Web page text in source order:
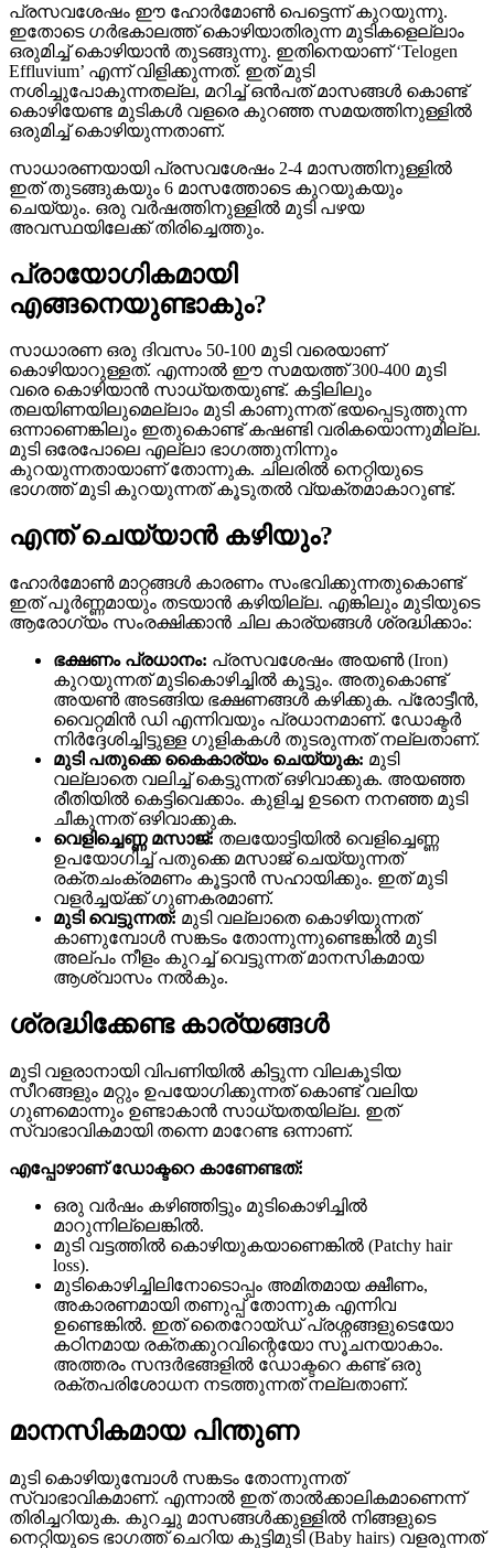
പ്രസവശേഷം ഈ ഹോർമോൺ പെട്ടെന്ന് കുറയുന്നു.
ഇതോടെ ഗർഭകാലത്ത് കൊഴിയാതിരുന്ന മുടികളെല്ലാം
ഒരുമിച്ച് കൊഴിയാൻ തുടങ്ങുന്നു. ഇതിനെയാണ് ‘Telogen
Effluvium’ എന്ന് വിളിക്കുന്നത്. ഇത് മുടി
നശിച്ചുപോകുന്നതല്ല, മറിച്ച് ഒൻപത് മാസങ്ങൾ കൊണ്ട്
കൊഴിയേണ്ട മുടികൾ വളരെ കുറഞ്ഞ സമയത്തിനുള്ളിൽ
ഒരുമിച്ച് കൊഴിയുന്നതാണ്.
സാധാരണയായി പ്രസവശേഷം 2-4 മാസത്തിനുള്ളിൽ
ഇത് തുടങ്ങുകയും 6 മാസത്തോടെ കുറയുകയും
ചെയ്യും. ഒരു വർഷത്തിനുള്ളിൽ മുടി പഴയ
അവസ്ഥയിലേക്ക് തിരിച്ചെത്തും.
പ്രായോഗികമായി
എങ്ങനെയുണ്ടാകും?
സാധാരണ ഒരു ദിവസം 50-100 മുടി വരെയാണ്
കൊഴിയാറുള്ളത്. എന്നാൽ ഈ സമയത്ത് 300-400 മുടി
വരെ കൊഴിയാൻ സാധ്യതയുണ്ട്. കട്ടിലിലും
തലയിണയിലുമെല്ലാം മുടി കാണുന്നത് ഭയപ്പെടുത്തുന്ന
ഒന്നാണെങ്കിലും ഇതുകൊണ്ട് കഷണ്ടി വരികയൊന്നുമില്ല.
മുടി ഒരേപോലെ എല്ലാ ഭാഗത്തുനിന്നും
കുറയുന്നതായാണ് തോന്നുക. ചിലരിൽ നെറ്റിയുടെ
ഭാഗത്ത് മുടി കുറയുന്നത് കൂടുതൽ വ്യക്തമാകാറുണ്ട്.
എന്ത് ചെയ്യാൻ കഴിയും?
ഹോർമോൺ മാറ്റങ്ങൾ കാരണം സംഭവിക്കുന്നതുകൊണ്ട്
ഇത് പൂർണ്ണമായും തടയാൻ കഴിയില്ല. എങ്കിലും മുടിയുടെ
ആരോഗ്യം സംരക്ഷിക്കാൻ ചില കാര്യങ്ങൾ ശ്രദ്ധിക്കാം:
ഭക്ഷണം പ്രധാനം: പ്രസവശേഷം അയൺ (Iron)
കുറയുന്നത് മുടികൊഴിച്ചിൽ കൂട്ടും. അതുകൊണ്ട്
അയൺ അടങ്ങിയ ഭക്ഷണങ്ങൾ കഴിക്കുക. പ്രോട്ടീൻ,
വൈറ്റമിൻ ഡി എന്നിവയും പ്രധാനമാണ്. ഡോക്ടർ
നിർദ്ദേശിച്ചിട്ടുള്ള ഗുളികകൾ തുടരുന്നത് നല്ലതാണ്.
മുടി പതുക്കെ കൈകാര്യം ചെയ്യുക: മുടി
വല്ലാതെ വലിച്ച് കെട്ടുന്നത് ഒഴിവാക്കുക. അയഞ്ഞ
രീതിയിൽ കെട്ടിവെക്കാം. കുളിച്ച ഉടനെ നനഞ്ഞ മുടി
ചീകുന്നത് ഒഴിവാക്കുക.
വെളിച്ചെണ്ണ മസാജ്: തലയോട്ടിയിൽ വെളിച്ചെണ്ണ
ഉപയോഗിച്ച് പതുക്കെ മസാജ് ചെയ്യുന്നത്
രക്തചംക്രമണം കൂട്ടാൻ സഹായിക്കും. ഇത് മുടി
വളർച്ചയ്ക്ക് ഗുണകരമാണ്.
മുടി വെട്ടുന്നത്: മുടി വല്ലാതെ കൊഴിയുന്നത്
കാണുമ്പോൾ സങ്കടം തോന്നുന്നുണ്ടെങ്കിൽ മുടി
അല്പം നീളം കുറച്ച് വെട്ടുന്നത് മാനസികമായ
ആശ്വാസം നൽകും.
ശ്രദ്ധിക്കേണ്ട കാര്യങ്ങൾ
മുടി വളരാനായി വിപണിയിൽ കിട്ടുന്ന വിലകൂടിയ
സീറങ്ങളും മറ്റും ഉപയോഗിക്കുന്നത് കൊണ്ട് വലിയ
ഗുണമൊന്നും ഉണ്ടാകാൻ സാധ്യതയില്ല. ഇത്
സ്വാഭാവികമായി തന്നെ മാറേണ്ട ഒന്നാണ്.
എപ്പോഴാണ് ഡോക്ടറെ കാണേണ്ടത്:
ഒരു വർഷം കഴിഞ്ഞിട്ടും മുടികൊഴിച്ചിൽ
മാറുന്നില്ലെങ്കിൽ.
മുടി വട്ടത്തിൽ കൊഴിയുകയാണെങ്കിൽ (Patchy hair
loss).
മുടികൊഴിച്ചിലിനോടൊപ്പം അമിതമായ ക്ഷീണം,
അകാരണമായി തണുപ്പ് തോന്നുക എന്നിവ
ഉണ്ടെങ്കിൽ. ഇത് തൈറോയ്ഡ് പ്രശ്നങ്ങളുടെയോ
കഠിനമായ രക്തക്കുറവിന്റെയോ സൂചനയാകാം.
അത്തരം സന്ദർഭങ്ങളിൽ ഡോക്ടറെ കണ്ട് ഒരു
രക്തപരിശോധന നടത്തുന്നത് നല്ലതാണ്.
മാനസികമായ പിന്തുണ
മുടി കൊഴിയുമ്പോൾ സങ്കടം തോന്നുന്നത്
സ്വാഭാവികമാണ്. എന്നാൽ ഇത് താൽക്കാലികമാണെന്ന്
തിരിച്ചറിയുക. കുറച്ചു മാസങ്ങൾക്കുള്ളിൽ നിങ്ങളുടെ
നെറ്റിയുടെ ഭാഗത്ത് ചെറിയ കുട്ടിമുടി (Baby hairs) വളരുന്നത്